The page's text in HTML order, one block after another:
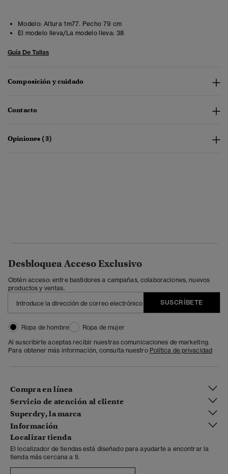
Modelo: Altura 1m77. Pecho 79 cm
El modelo lleva/La modelo lleva: 38
Guía De Tallas
Composición y cuidado
Contacto
Opiniones (3)
Desbloquea Acceso Exclusivo
Obtén acceso: entre bastidores a campañas, colaboraciones, nuevos
productos y ventas.
SUSCRÍBETE
Ropa de hombre
Ropa de mujer
Al suscribirte aceptas recibir nuestras comunicaciones de marketing.
Para obtener más información, consulta nuestro Política de privacidad
Compra en línea
Servicio de atención al cliente
Superdry, la marca
Información
Localizar tienda
El localizador de tiendas está diseñado para ayudarte a encontrar la
tienda más cercana a ti.